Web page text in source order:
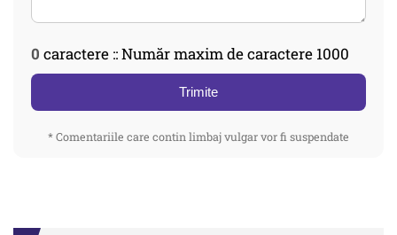
0 caractere :: Număr maxim de caractere 1000
Trimite
* Comentariile care contin limbaj vulgar vor fi suspendate